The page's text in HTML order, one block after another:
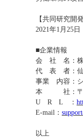
【共同研究開
2021年1月25日
■企業情報
会 社 名：株
代 表 者：
事業 内容：シ
本 社：〒
U R L ：
E-mail：
以上